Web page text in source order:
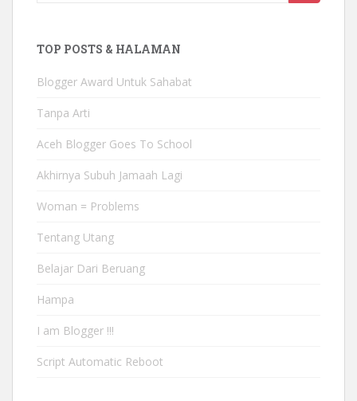
TOP POSTS & HALAMAN
Blogger Award Untuk Sahabat
Tanpa Arti
Aceh Blogger Goes To School
Akhirnya Subuh Jamaah Lagi
Woman = Problems
Tentang Utang
Belajar Dari Beruang
Hampa
I am Blogger !!!
Script Automatic Reboot